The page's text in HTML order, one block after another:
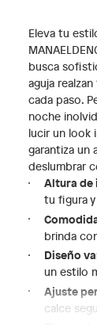
Eleva tu
busca
aguja
cada paso.
noche
lucir un look
garantiza un
deslumbrar
Altura de
tu figura
brinda
Diseño
un estilo
Ajuste
calce